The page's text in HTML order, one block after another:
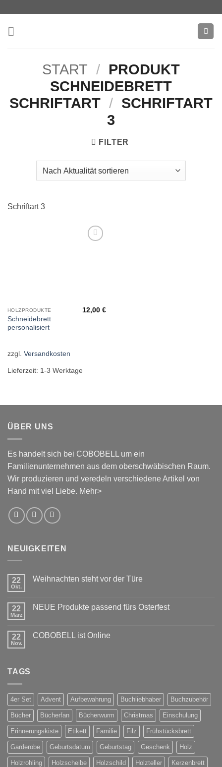
springen
START / PRODUKT
SCHNEIDEBRETT
SCHRIFTART / SCHRIFTART
3
FILTER
Schriftart 3
HOLZPRODUKTE
Schneidebrett
personalisiert
12,00€
zzgl. Versandkosten
Lieferzeit: 1-3 Werktage
ÜBER UNS
Es handelt sich bei COBOBELL um ein
Familienunternehmen aus dem oberschwäbischen Raum.
Wir produzieren und veredeln verschiedene Artikel von
Hand mit viel Liebe. Mehr>
NEUIGKEITEN
22
Okt.
Weihnachten steht vor der Türe
Weihnachten
Türe
22
März
NEUE Produkte passend fürs Osterfest
NEUE
22
Nov.
COBOBELL ist Online
TAGS
4er Set Advent Aufbewahrung Buchliebhaber Buchzubehör
Bücher Bücherfan Bücherwurm Christmas Einschulung
Erinnerungskiste Etikett Familie Filz Frühstücksbrett
Garderobe Geburtsdatum Geburtstag Geschenk Holz
Holzrohling Holzscheibe Holzschild Holzteller Kerzenbrett